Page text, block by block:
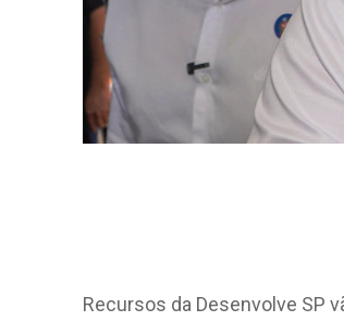
Recursos da Desenvolve SP